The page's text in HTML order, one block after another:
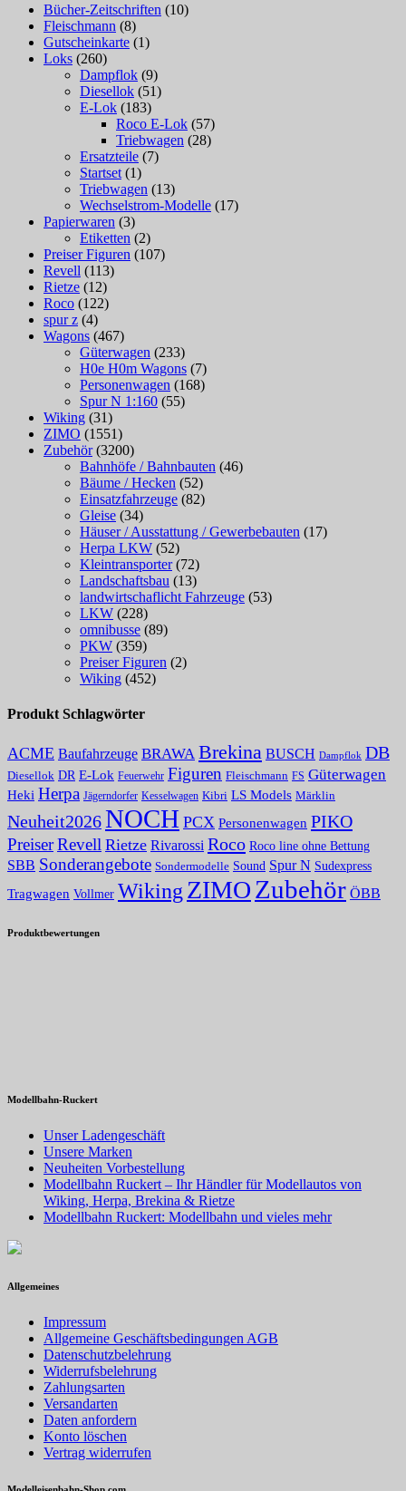
Bücher-Zeitschriften (10)
Fleischmann (8)
Gutscheinkarte (1)
Loks (260)
Dampflok (9)
Diesellok (51)
E-Lok (183)
Roco E-Lok (57)
Triebwagen (28)
Ersatzteile (7)
Startset (1)
Triebwagen (13)
Wechselstrom-Modelle (17)
Papierwaren (3)
Etiketten (2)
Preiser Figuren (107)
Revell (113)
Rietze (12)
Roco (122)
spur z (4)
Wagons (467)
Güterwagen (233)
H0e H0m Wagons (7)
Personenwagen (168)
Spur N 1:160 (55)
Wiking (31)
ZIMO (1551)
Zubehör (3200)
Bahnhöfe / Bahnbauten (46)
Bäume / Hecken (52)
Einsatzfahrzeuge (82)
Gleise (34)
Häuser / Ausstattung / Gewerbebauten (17)
Herpa LKW (52)
Kleintransporter (72)
Landschaftsbau (13)
landwirtschaflicht Fahrzeuge (53)
LKW (228)
omnibusse (89)
PKW (359)
Preiser Figuren (2)
Wiking (452)
Produkt Schlagwörter
ACME Baufahrzeuge BRAWA Brekina BUSCH Dampflok DB
Diesellok DR E-Lok Feuerwehr Figuren Fleischmann FS Güterwagen
Heki Herpa Jägerndorfer Kesselwagen Kibri LS Models Märklin
Neuheit2026NOCH PCX Personenwagen PIKO
PreiserRevell Rietze Rivarossi Roco Roco line ohne Bettung
SBB Sonderangebote Sondermodelle Sound Spur N Sudexpress
Tragwagen Vollmer WikingZIMOZubehör ÖBB
Produktbewertungen
Modellbahn-Ruckert
Unser Ladengeschäft
Unsere Marken
Neuheiten Vorbestellung
Modellbahn Ruckert – Ihr Händler für Modellautos von
Wiking, Herpa, Brekina & Rietze
Modellbahn Ruckert: Modellbahn und vieles mehr
Allgemeines
Impressum
Allgemeine Geschäftsbedingungen AGB
Datenschutzbelehrung
Widerrufsbelehrung
Zahlungsarten
Versandarten
Daten anfordern
Konto löschen
Vertrag widerrufen